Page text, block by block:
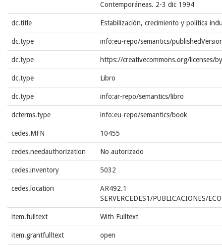
Contemporáneas. 2-3 dic 1994
dc.title Estabilización, crecimiento y política
dc.type info:eu-repo/semantics/
dc.type https://creativecommons.org/licenses/
dc.type Libro
dc.type info:ar-repo/semantics/libro
dcterms.type info:eu-repo/semantics/book
cedes.MFN 10455
cedes.needauthorization No autorizado
cedes.inventory 5032
cedes.location
AR492.1
SERVERCEDES1/PUBLICACIONES/
item.fulltext With Fulltext
item.grantfulltext open